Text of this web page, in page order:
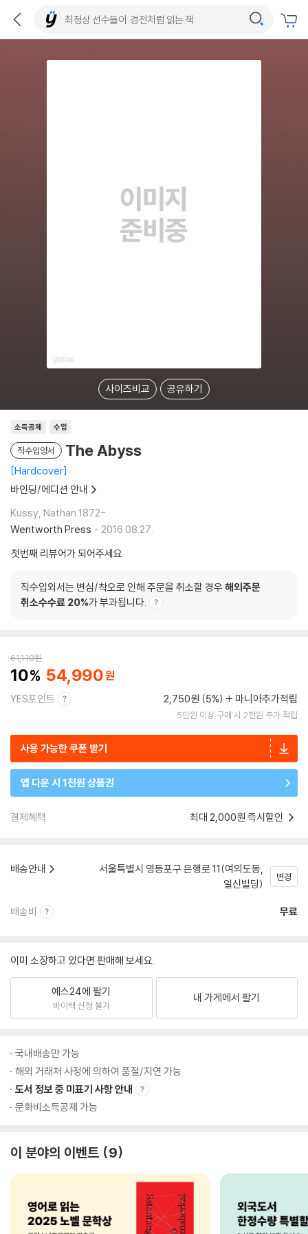
사이즈비교 공유하기
소득공제 수입
직수입양서 The Abyss
Hardcover
바인딩/에디션 안내
Kussy, Nathan 1872-
Wentworth Press
2016.08.27.
첫번째 리뷰어가 되어주세요
직수입외서는 변심/착오로 인해 주문을 취소할 경우 해외주문
취소수수료 20%가 부과됩니다.
61,110원
10 54,990
YES포인트 2,750원 (5%) 마니아추가적립
5만원 이상 구매 시 2천원 추가 적립
사용 가능한 쿠폰 받기
앱 다운 시 1천원 상품권
결제혜택 최대 2,000원 즉시할인
배송안내
서울특별시 영등포구 은행로 11(여의도동,
일신빌딩)
변경
배송비 무료
이미 소장하고 있다면 판매해 보세요.
예스24에 팔기
바이백 신청 불가
내 가게에서 팔기
국내배송만 가능
해외 거래처 사정에 의하여 품절/지연 가능
도서 정보 중 미표기 사항 안내
문화비소득공제 가능
이 분야의 이벤트 9